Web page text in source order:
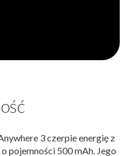
3 czerpie energię z
pojemności 500 mAh. Jego